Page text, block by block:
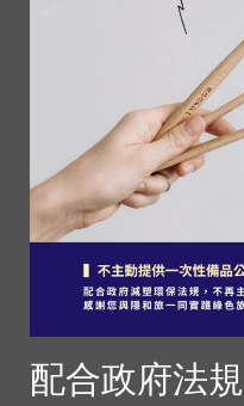
配合政府法規